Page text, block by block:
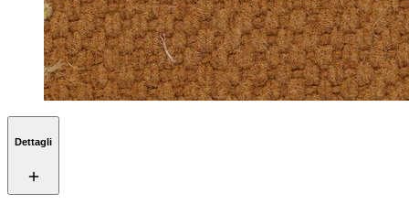
Dettagli